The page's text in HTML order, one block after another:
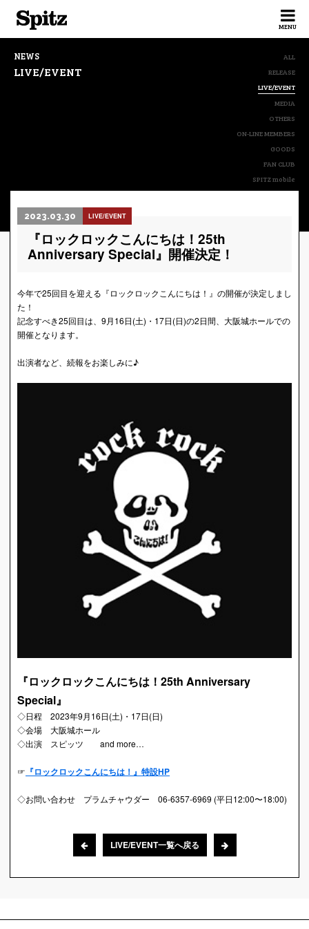
MENU
NEWS
LIVE/EVENT
ALL
RELEASE
LIVE/EVENT
MEDIA
OTHERS
ON-LINE MEMBERS
GOODS
FAN CLUB
SPITZ mobile
2023.03.30 LIVE/EVENT
『ロックロックこんにちは！25th
Anniversary Special』開催決定！
今年で25回目を迎える『ロックロックこんにちは！』の開催が決定しまし
た！
記念すべき25回目は、9月16日(土)・17日(日)の2日間、大阪城ホールでの
開催となります。
出演者など、続報をお楽しみに♪
『ロックロックこんにちは！25th Anniversary
Special』
◇日程 2023年9月16日(土)・17日(日)
◇会場 大阪城ホール
◇出演 スピッツ and more…
☞ 『ロックロックこんにちは！』特設HP
◇お問い合わせ プラムチャウダー 06-6357-6969 (平日12:00〜18:00)
LIVE/EVENT一覧へ戻る